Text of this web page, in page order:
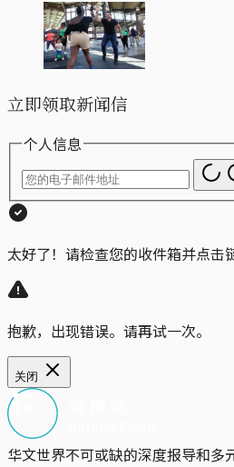
立即领取新闻信
个人信息
太好了！请检查您的收件箱并点击
抱歉，出现错误。请再试一次。
关闭
华文世界不可或缺的深度报导和多